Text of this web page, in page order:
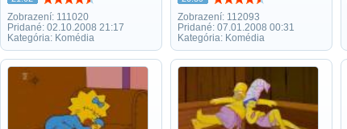
Zobrazení: 111020
Pridané: 02.10.2008 21:17
Kategória: Komédia
Zobrazení: 112093
Pridané: 07.01.2008 00:31
Kategória: Komédia